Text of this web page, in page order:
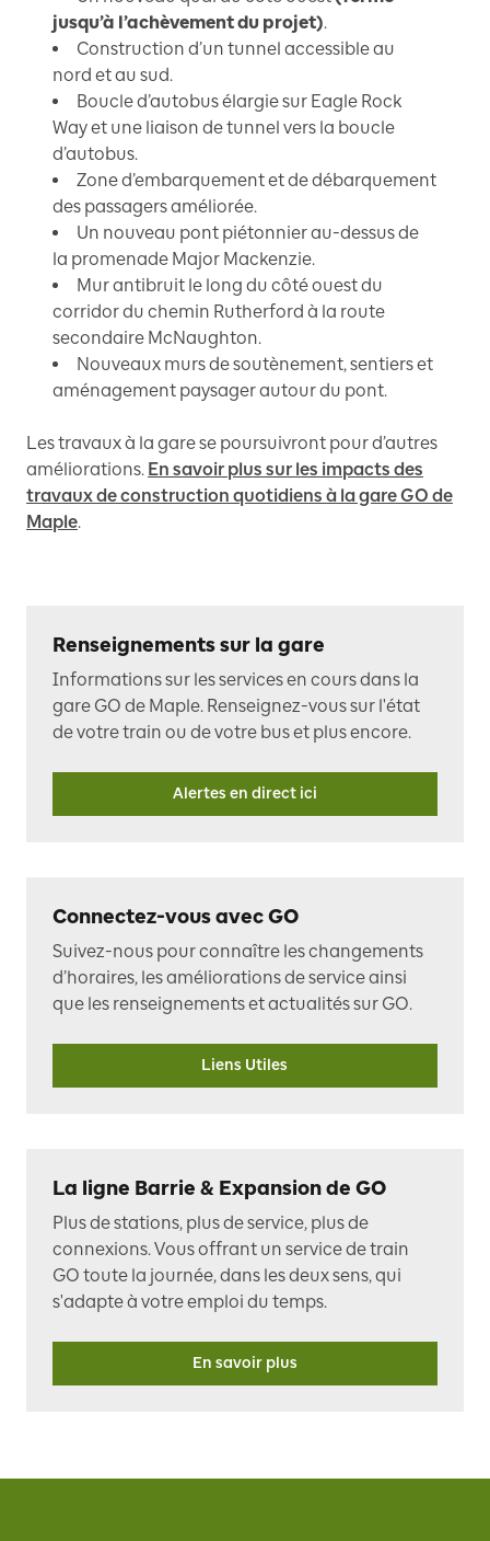
jusqu’à l’achèvement du projet).
Construction d’un tunnel accessible au
nord et au sud.
Boucle d’autobus élargie sur Eagle Rock
Way et une liaison de tunnel vers la boucle
d’autobus.
Zone d’embarquement et de débarquement
des passagers améliorée.
Un nouveau pont piétonnier au-dessus de
la promenade Major Mackenzie.
Mur antibruit le long du côté ouest du
corridor du chemin Rutherford à la route
secondaire McNaughton.
Nouveaux murs de soutènement, sentiers et
aménagement paysager autour du pont.
Les travaux à la gare se poursuivront pour d’autres
améliorations. En savoir plus sur les impacts des
travaux de construction quotidiens à la gare GO de
Maple.
Renseignements sur la gare
Informations sur les services en cours dans la
gare GO de Maple. Renseignez-vous sur l'état
de votre train ou de votre bus et plus encore.
Alertes en direct ici
Connectez-vous avec GO
Suivez-nous pour connaître les changements
d’horaires, les améliorations de service ainsi
que les renseignements et actualités sur GO.
Liens Utiles
La ligne Barrie & Expansion de GO
Plus de stations, plus de service, plus de
connexions. Vous offrant un service de train
GO toute la journée, dans les deux sens, qui
s'adapte à votre emploi du temps.
En savoir plus